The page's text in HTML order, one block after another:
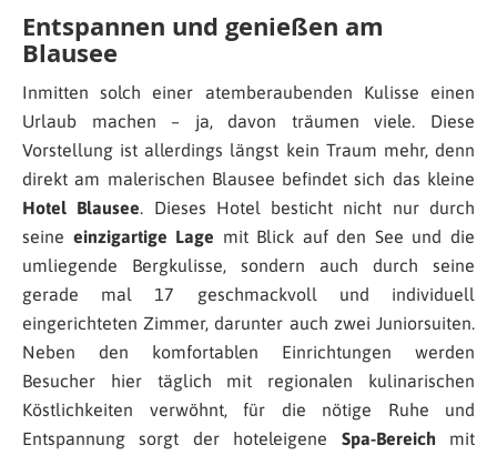
Entspannen und genießen am
Blausee
Inmitten solch einer atemberaubenden Kulisse einen
Urlaub machen – ja, davon träumen viele. Diese
Vorstellung ist allerdings längst kein Traum mehr, denn
direkt am malerischen Blausee befindet sich das kleine
Hotel Blausee. Dieses Hotel besticht nicht nur durch
seine einzigartige Lage mit Blick auf den See und die
umliegende Bergkulisse, sondern auch durch seine
gerade mal 17 geschmackvoll und individuell
eingerichteten Zimmer, darunter auch zwei Juniorsuiten.
Neben den komfortablen Einrichtungen werden
Besucher hier täglich mit regionalen kulinarischen
Köstlichkeiten verwöhnt, für die nötige Ruhe und
Entspannung sorgt der hoteleigene Spa-Bereich mit